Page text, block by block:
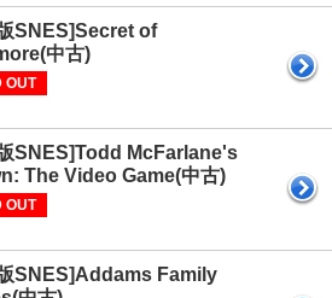
SNES]Secret of
中古)
OUT
SNES]Todd McFarlane's
The Video Game(中古)
OUT
SNES]Addams Family